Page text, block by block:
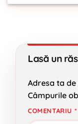
Lasă un
Adresa ta
Câmpurile
COMENTARIU *